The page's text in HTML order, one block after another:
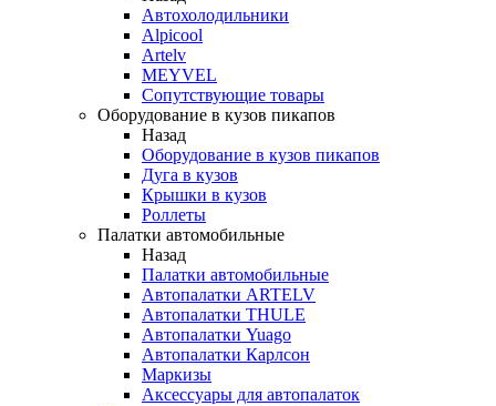
Автохолодильники
Alpicool
Artelv
MEYVEL
Сопутствующие товары
Оборудование в кузов пикапов
Назад
Оборудование в кузов пикапов
Дуга в кузов
Крышки в кузов
Роллеты
Палатки автомобильные
Назад
Палатки автомобильные
Автопалатки ARTELV
Автопалатки THULE
Автопалатки Yuago
Автопалатки Карлсон
Маркизы
Аксессуары для автопалаток